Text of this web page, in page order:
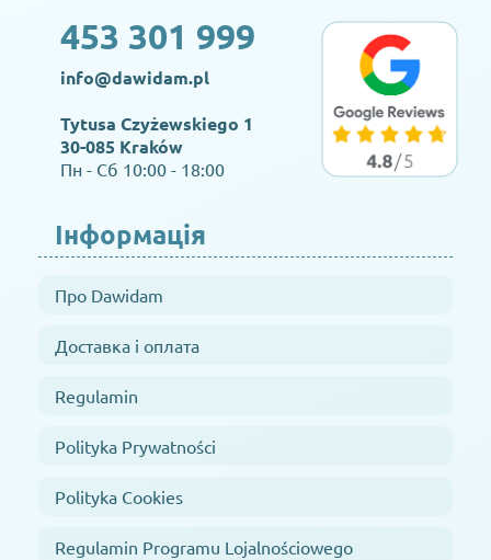
453 301 999
info@dawidam.pl
Tytusa Czyżewskiego 1
30-085 Kraków
Пн - Сб 10:00 - 18:00
Інформація
Про Dawidam
Доставка і оплата
Regulamin
Polityka Prywatności
Polityka Cookies
Regulamin Programu Lojalnościowego